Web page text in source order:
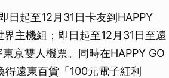
日起至12月31日卡友到HAPPY
主機組；即日起至12月31日至遠
京雙人機票。同時在HAPPY GO
遠東百貨「100元電子紅利